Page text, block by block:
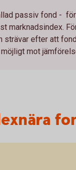
passiv fond -
marknadsindex.
strävar efter att
mot